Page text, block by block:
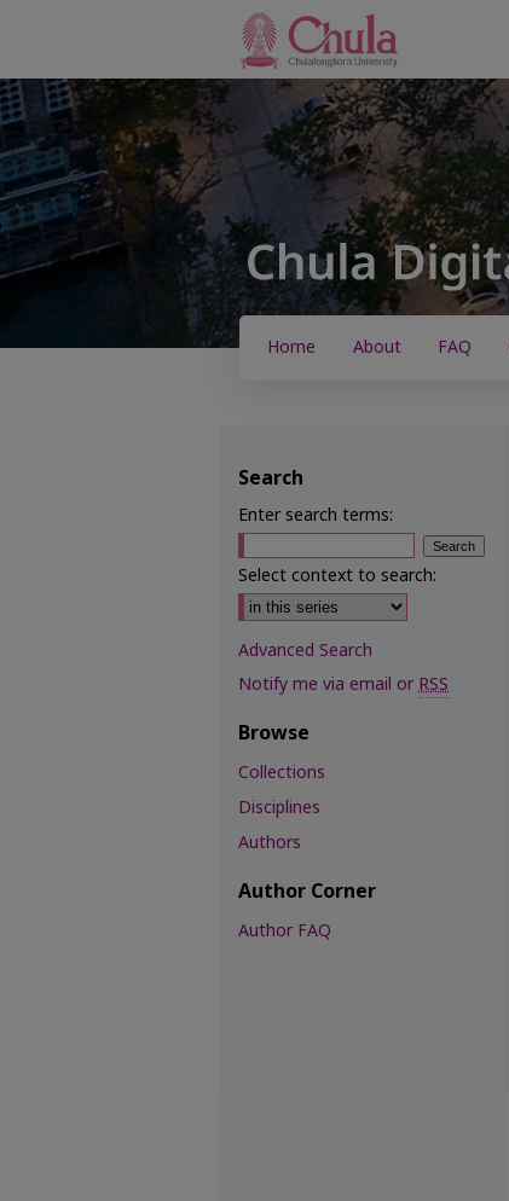
Home About FAQ
Search
Enter search terms:
Select context to search:
Advanced Search
Notify me via email orRSS
Browse
Collections
Disciplines
Authors
Author Corner
Author FAQ